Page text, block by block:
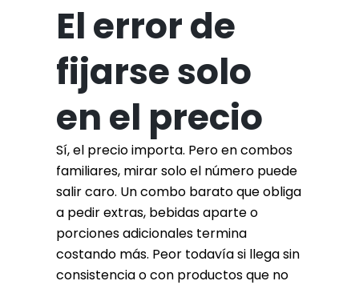
El error de
fijarse solo
en el precio
Sí, el precio importa. Pero en combos
familiares, mirar solo el número puede
salir caro. Un combo barato que obliga
a pedir extras, bebidas aparte o
porciones adicionales termina
costando más. Peor todavía si llega sin
consistencia o con productos que no